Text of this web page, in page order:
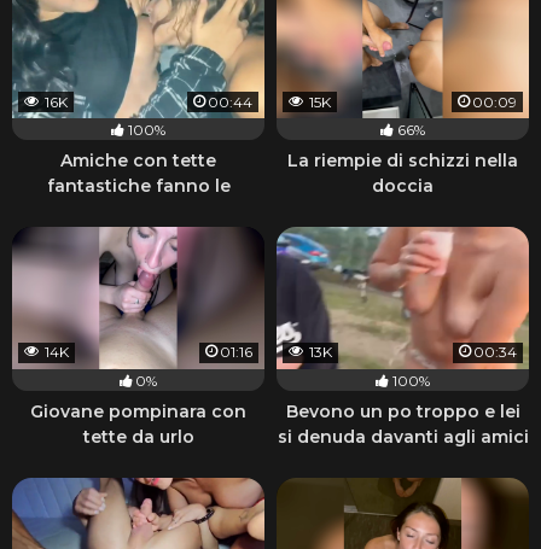
16K
00:44
100%
Amiche con tette
fantastiche fanno le
15K
00:09
66%
La riempie di schizzi nella
doccia
14K
01:16
0%
Giovane pompinara con
tette da urlo
13K
00:34
100%
Bevono un po troppo e lei
si denuda davanti agli amici